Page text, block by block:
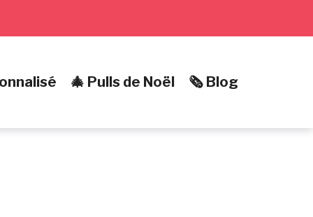
🎄 Pulls de Noël 🗞️ Blog